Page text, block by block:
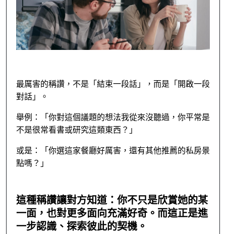
最厲害的稱讚，不是「結束一段話」，而是「開啟一段
對話」。
舉例：「你對這個議題的想法我從來沒聽過，你平常是
不是很常看書或研究這類東西？」
或是：「你選這家餐廳好厲害，還有其他推薦的私房景
點嗎？」
這種稱讚讓對方知道：你不只是欣賞她的某
一面，也對更多面向充滿好奇。而這正是進
一步認識、探索彼此的契機。